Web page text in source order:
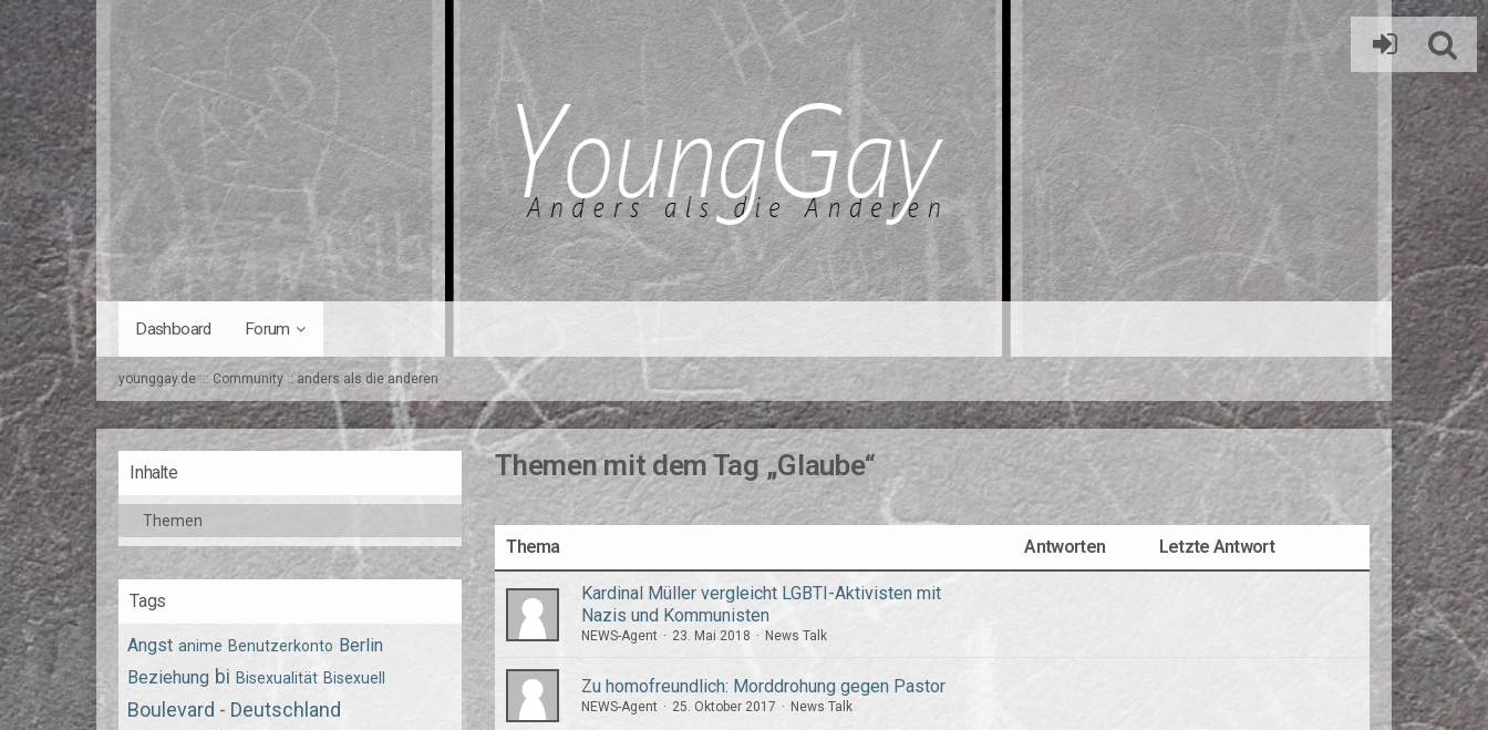
Dashboard Forum
younggay.de ::: Community :: anders als die anderen
Inhalte
Themen
Tags
Angst anime Benutzerkonto Berlin
Beziehung bi Bisexualität Bisexuell
Boulevard - Deutschland
Themen mit dem Tag „Glaube“
Thema Antworten Letzte Antwort
Kardinal Müller vergleicht LGBTI-Aktivisten mit
Nazis und Kommunisten
NEWS-Agent 23. Mai 2018 News Talk
Zu homofreundlich: Morddrohung gegen Pastor
NEWS-Agent 25. Oktober 2017 News Talk